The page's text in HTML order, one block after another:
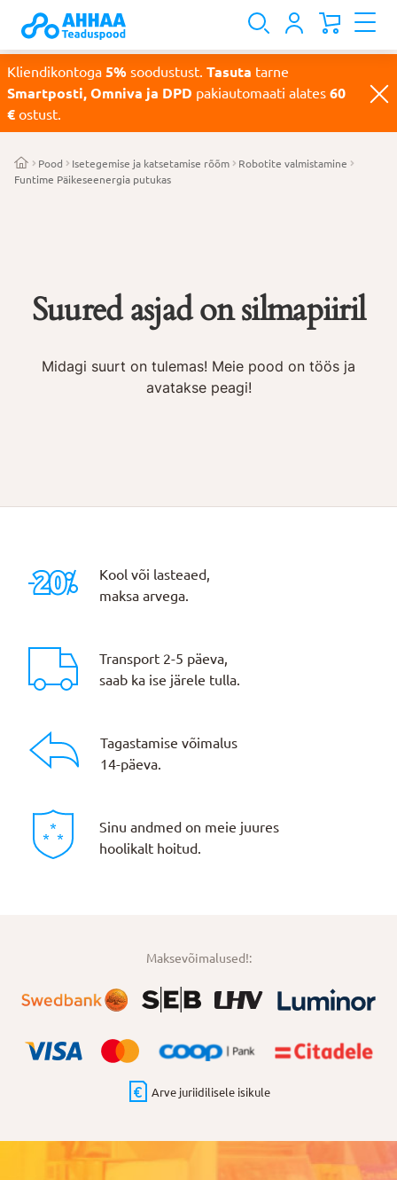
Kliendikontoga 5% soodustust. Tasuta tarne
Smartposti, Omniva ja DPD pakiautomaati alates 60
€ ostust.
Pood Isetegemise ja katsetamise rõõm
Robotite valmistamine
Funtime Päikeseenergia putukas
Suured asjad on silmapiiril
Midagi suurt on tulemas! Meie pood on töös ja
avatakse peagi!
Kool või lasteaed,
maksa arvega.
Transport 2-5 päeva,
saab ka ise järele tulla.
Tagastamise võimalus
14-päeva.
Sinu andmed on meie juures
hoolikalt hoitud.
Maksevõimalused!:
Arve juriidilisele isikule